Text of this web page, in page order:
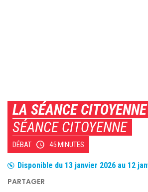
LA SÉANCE CITOYENNE
SÉANCE CITOYENNE
DÉBAT 45 MINUTES
Disponible du 13 janvier 2026 au 12